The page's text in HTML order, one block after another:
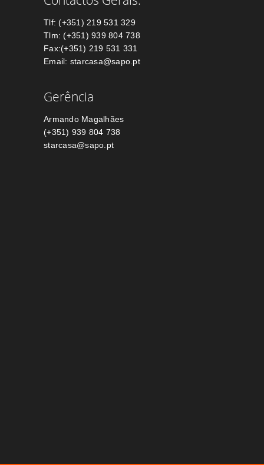
Tlf: (+351) 219 531 329
Tlm: (+351) 939 804 738
Fax:(+351) 219 531 331
Email: starcasa@sapo.pt
Gerência
Armando Magalhães
(+351) 939 804 738
starcasa@sapo.pt